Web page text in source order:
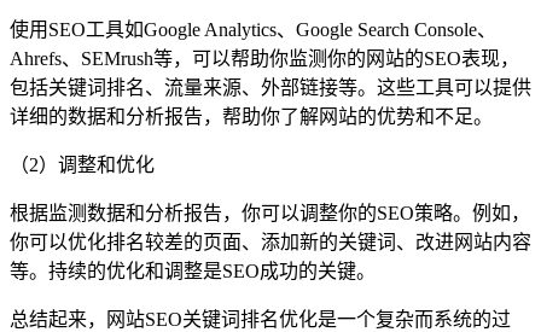
使用SEO工具如Google Analytics、Google Search Console、
Ahrefs、SEMrush等，可以帮助你监测你的网站的SEO表现，
包括关键词排名、流量来源、外部链接等。这些工具可以提供
详细的数据和分析报告，帮助你了解网站的优势和不足。
（2）调整和优化
根据监测数据和分析报告，你可以调整你的SEO策略。例如，
你可以优化排名较差的页面、添加新的关键词、改进网站内容
等。持续的优化和调整是SEO成功的关键。
总结起来，网站SEO关键词排名优化是一个复杂而系统的过